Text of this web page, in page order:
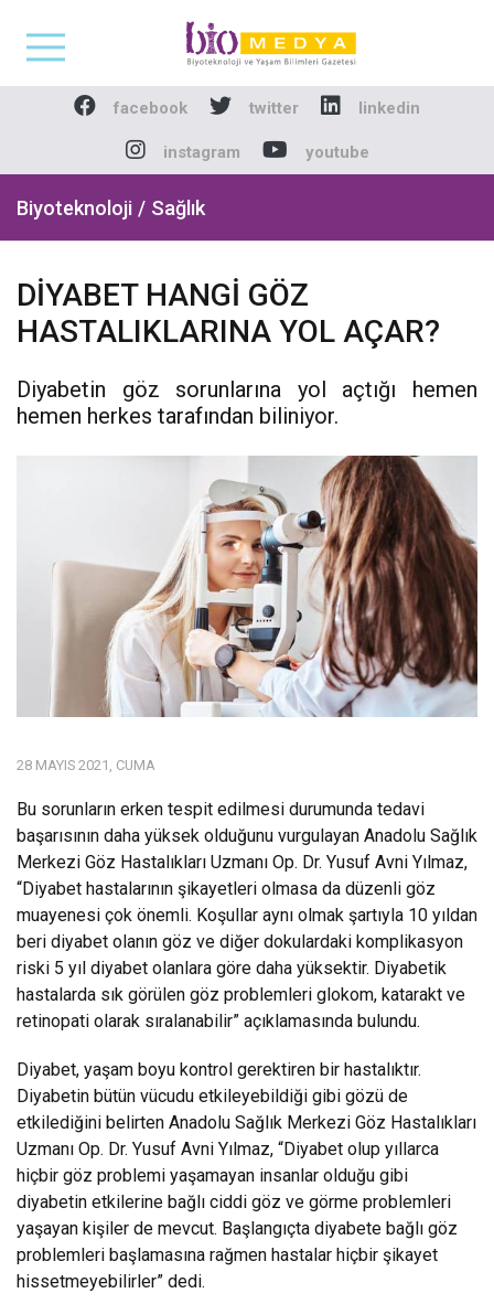
Biomedya -
facebook twitter linkedin
instagram youtube
Biyoteknoloji / Sağlık
DİYABET HANGİ GÖZ
HASTALIKLARINA YOL AÇAR?
Diyabetin göz sorunlarına yol açtığı hemen
hemen herkes tarafından biliniyor.
28 MAYIS 2021, CUMA
Bu sorunların erken tespit edilmesi durumunda tedavi
başarısının daha yüksek olduğunu vurgulayan Anadolu Sağlık
Merkezi Göz Hastalıkları Uzmanı Op. Dr. Yusuf Avni Yılmaz,
“Diyabet hastalarının şikayetleri olmasa da düzenli göz
muayenesi çok önemli. Koşullar aynı olmak şartıyla 10 yıldan
beri diyabet olanın göz ve diğer dokulardaki komplikasyon
riski 5 yıl diyabet olanlara göre daha yüksektir. Diyabetik
hastalarda sık görülen göz problemleri glokom, katarakt ve
retinopati olarak sıralanabilir” açıklamasında bulundu.
Diyabet, yaşam boyu kontrol gerektiren bir hastalıktır.
Diyabetin bütün vücudu etkileyebildiği gibi gözü de
etkilediğini belirten Anadolu Sağlık Merkezi Göz Hastalıkları
Uzmanı Op. Dr. Yusuf Avni Yılmaz, “Diyabet olup yıllarca
hiçbir göz problemi yaşamayan insanlar olduğu gibi
diyabetin etkilerine bağlı ciddi göz ve görme problemleri
yaşayan kişiler de mevcut. Başlangıçta diyabete bağlı göz
problemleri başlamasına rağmen hastalar hiçbir şikayet
hissetmeyebilirler” dedi.